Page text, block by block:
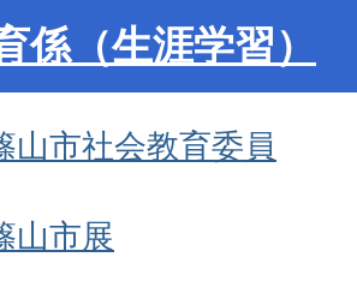
係（生涯学習）
山市社会教育委員
山市展